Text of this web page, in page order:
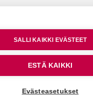
SALLI KAIKKI EVÄSTEET
ESTÄ KAIKKI
Evästeasetukset